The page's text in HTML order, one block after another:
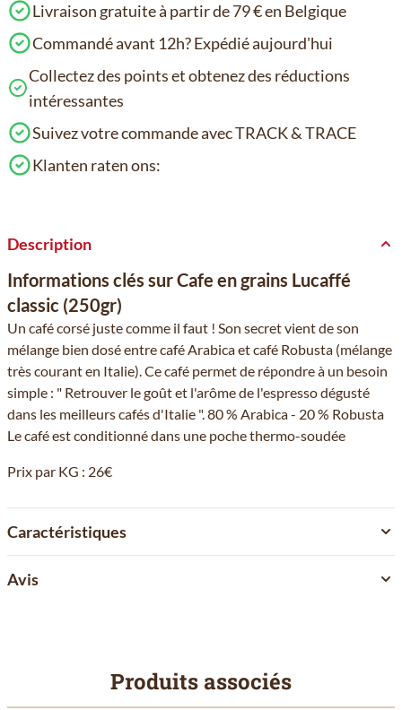
Livraison gratuite à partir de 79 € en Belgique
Commandé avant 12h? Expédié aujourd'hui
Collectez des points et obtenez des réductions
intéressantes
Suivez votre commande avec TRACK & TRACE
Klanten raten ons:
Description
Informations clés sur Cafe en grains Lucaffé
classic (250gr)
Un café corsé juste comme il faut ! Son secret vient de son
mélange bien dosé entre café Arabica et café Robusta (mélange
très courant en Italie). Ce café permet de répondre à un besoin
simple : " Retrouver le goût et l'arôme de l'espresso dégusté
dans les meilleurs cafés d'Italie ". 80 % Arabica - 20 % Robusta
Le café est conditionné dans une poche thermo-soudée
Prix par KG : 26€
Caractéristiques
Avis
Produits associés